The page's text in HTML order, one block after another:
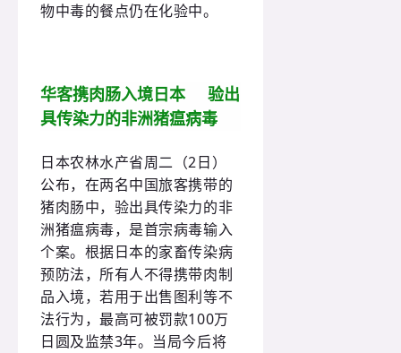
物中毒的餐点仍在化验中。
华客携肉肠入境日本 验出
具传染力的非洲猪瘟病毒
日本农林水产省周二（2日）
公布，在两名中国旅客携带的
猪肉肠中，验出具传染力的非
洲猪瘟病毒，是首宗病毒输入
个案。根据日本的家畜传染病
预防法，所有人不得携带肉制
品入境，若用于出售图利等不
法行为，最高可被罚款100万
日圆及监禁3年。当局今后将